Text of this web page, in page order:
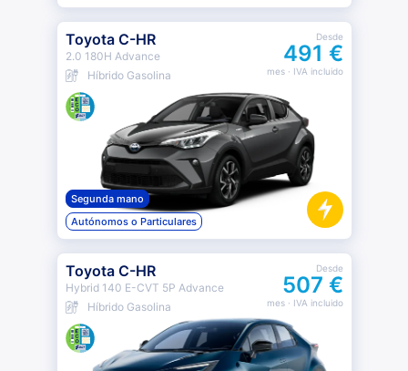
Toyota C-HR
2.0 180H Advance
Híbrido Gasolina
Desde
491 €
mes· IVA incluido
Segunda mano
Autónomos o Particulares
Toyota C-HR
Hybrid 140 E-CVT 5P Advance
Híbrido Gasolina
Desde
507 €
mes· IVA incluido